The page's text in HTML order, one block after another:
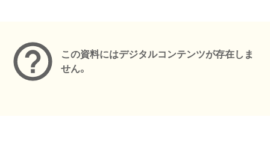
この資料にはデジタルコンテンツが存在しま
せん。